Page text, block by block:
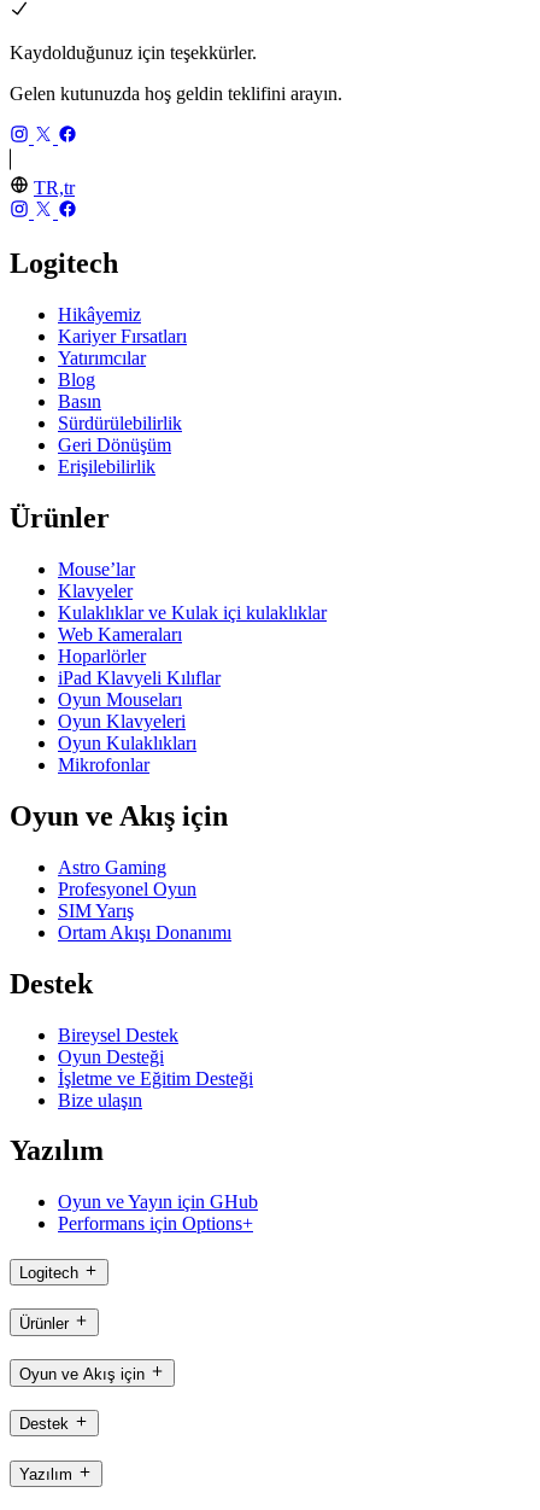
Kaydolduğunuz için teşekkürler.
Gelen kutunuzda hoş geldin teklifini arayın.
TR,tr
Logitech
Hikâyemiz
Kariyer Fırsatları
Yatırımcılar
Blog
Basın
Sürdürülebilirlik
Geri Dönüşüm
Erişilebilirlik
Ürünler
Mouse’lar
Klavyeler
Kulaklıklar ve Kulak içi kulaklıklar
Web Kameraları
Hoparlörler
iPad Klavyeli Kılıflar
Oyun Mouseları
Oyun Klavyeleri
Oyun Kulaklıkları
Mikrofonlar
Oyun ve Akış için
Astro Gaming
Profesyonel Oyun
SIM Yarış
Ortam Akışı Donanımı
Destek
Bireysel Destek
Oyun Desteği
İşletme ve Eğitim Desteği
Bize ulaşın
Yazılım
Oyun ve Yayın için GHub
Performans için Options+
Logitech
Ürünler
Oyun ve Akış için
Destek
Yazılım